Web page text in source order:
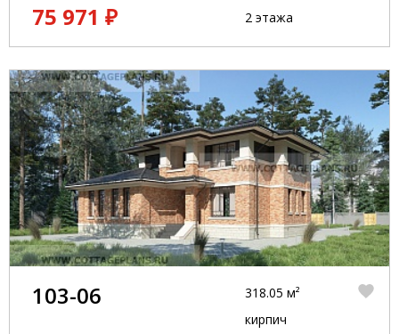
75 971 ₽
2 этажа
103-06
318.05 м²
кирпич